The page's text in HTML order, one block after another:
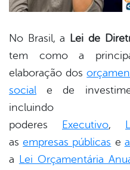
No Brasil, a Lei de
tem como a
elaboração dos
social e de
poderes
Executivo,
asempresas públicas e
a Lei Orçamentária